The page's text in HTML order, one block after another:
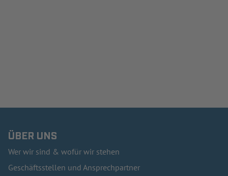
ÜBER UNS
Wer wir sind & wofür wir stehen
Geschäftsstellen und Ansprechpartner